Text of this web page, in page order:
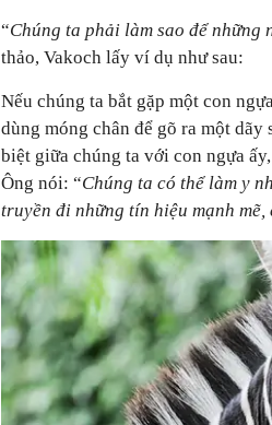
“Chúng ta phải làm sao để
thảo, Vakoch lấy ví dụ như sau:
Nếu chúng ta bắt gặp một con
dùng móng chân để gõ ra một
biệt giữa chúng ta với con ngựa
Ông nói: “Chúng ta có thể làm y
truyền đi những tín hiệu mạnh